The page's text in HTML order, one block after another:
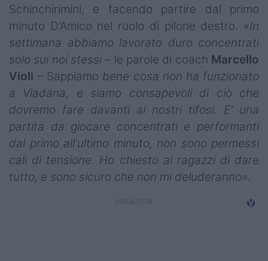
Schinchirimini, e facendo partire dal primo
minuto D'Amico nel ruolo di pilone destro. «In
settimana abbiamo lavorato duro concentrati
solo sui noi stessi– le parole di coach Marcello
Violi – Sappiamo bene cosa non ha funzionato
a Viadana, e siamo consapevoli di ciò che
dovremo fare davanti ai nostri tifosi. E' una
partita da giocare concentrati e performanti
dal primo all'ultimo minuto, non sono permessi
cali di tensione. Ho chiesto ai ragazzi di dare
tutto, e sono sicuro che non mi deluderanno».